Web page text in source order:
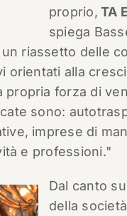
proprio, TA
spiega
riassetto delle
orientati alla
propria forza di
sono:
imprese di
e professioni."
Dal canto
della